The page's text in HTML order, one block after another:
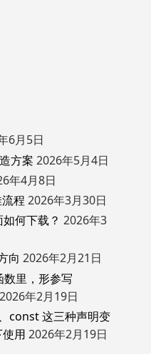
6月5日
方案 2026年5月4日
年4月8日
程 2026年3月30日
何下载？ 2026年3
向 2026年2月21日
数里，形参写
2026年2月19日
const 这三种声明变
用 2026年2月19日